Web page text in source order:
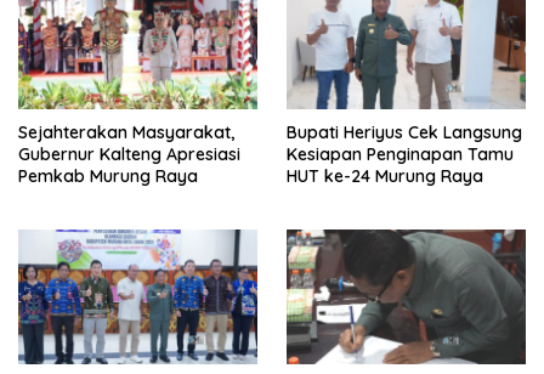
Sejahterakan Masyarakat,
Gubernur Kalteng Apresiasi
Pemkab Murung Raya
Bupati Heriyus Cek Langsung
Kesiapan Penginapan Tamu
HUT ke-24 Murung Raya